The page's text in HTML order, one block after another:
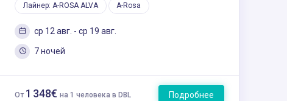
Лайнер: A-ROSA ALVA A-Rosa
ср 12 авг. - ср 19 авг.
7 ночей
От 1 348€ на 1 человека в DBL Подробнее